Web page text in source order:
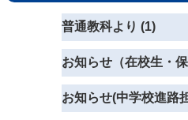
普通教科より (1)
お知らせ（在校生・
お知らせ(中学校進路